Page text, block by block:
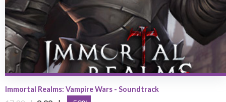
Immortal Realms: Vampire Wars - Soundtrack